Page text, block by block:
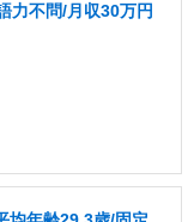
力不問/月収30万円